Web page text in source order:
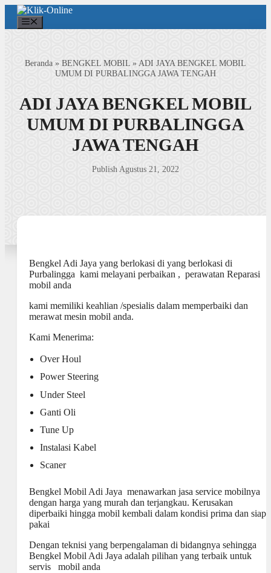
Langsung
isi
Beranda » BENGKEL MOBIL »ADI JAYA BENGKEL MOBIL
UMUM DI PURBALINGGA JAWA TENGAH
ADI JAYA BENGKEL MOBIL
UMUM DI PURBALINGGA
JAWA TENGAH
Publish Agustus 21, 2022
Bengkel Adi Jaya yang berlokasi di yang berlokasi di
Purbalingga kami melayani perbaikan , perawatan Reparasi
mobil anda
kami memiliki keahlian /spesialis dalam memperbaiki dan
merawat mesin mobil anda.
Kami Menerima:
Over Houl
Power Steering
Under Steel
Ganti Oli
Tune Up
Instalasi Kabel
Scaner
Bengkel Mobil Adi Jaya menawarkan jasa service mobilnya
dengan harga yang murah dan terjangkau. Kerusakan
diperbaiki hingga mobil kembali dalam kondisi prima dan siap
pakai
Dengan teknisi yang berpengalaman di bidangnya sehingga
Bengkel Mobil Adi Jaya adalah pilihan yang terbaik untuk
servis mobil anda